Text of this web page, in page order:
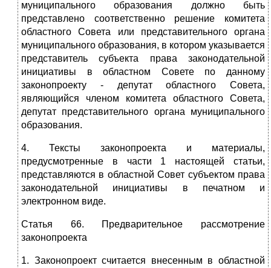
муниципального образования должно быть
представлено соответственно решение комитета
областного Совета или представительного органа
муниципального образования, в котором указывается
представитель субъекта права законодательной
инициативы в областном Совете по данному
законопроекту - депутат областного Совета,
являющийся членом комитета областного Совета,
депутат представительного органа муниципального
образования.
4. Тексты законопроекта и материалы,
предусмотренные в части 1 настоящей статьи,
представляются в областной Совет субъектом права
законодательной инициативы в печатном и
электронном виде.
Статья 66. Предварительное рассмотрение
законопроекта
1. Законопроект считается внесенным в областной